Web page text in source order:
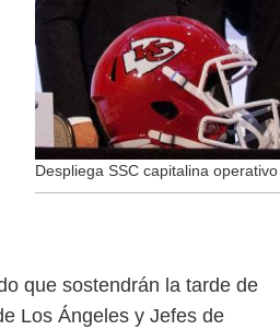
Despliega SSC capitalina
que sostendrán la tarde de
Los Ángeles y Jefes de